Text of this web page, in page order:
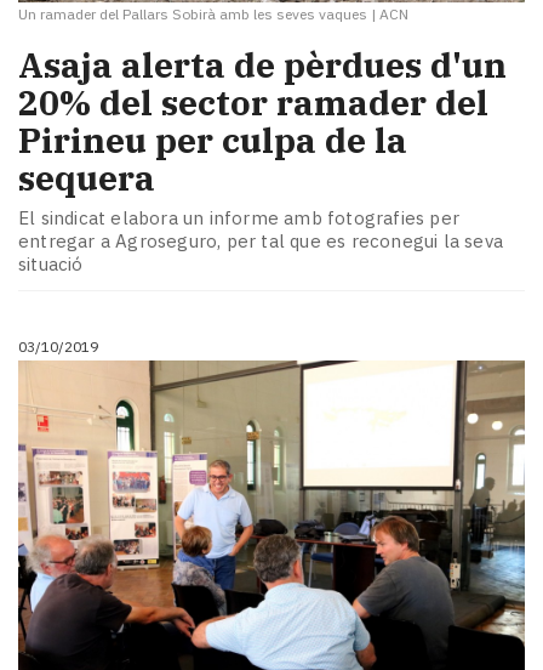
Un ramader del Pallars Sobirà amb les seves vaques | ACN
Asaja alerta de pèrdues d'un
20% del sector ramader del
Pirineu per culpa de la
sequera
El sindicat elabora un informe amb fotografies per
entregar a Agroseguro, per tal que es reconegui la seva
situació
03/10/2019